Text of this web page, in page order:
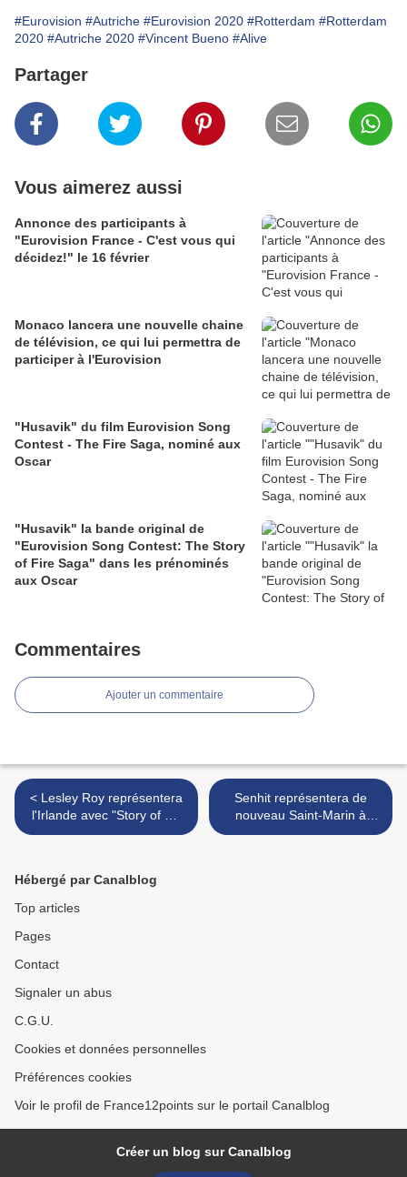
#Eurovision #Autriche #Eurovision 2020 #Rotterdam #Rotterdam
2020 #Autriche 2020 #Vincent Bueno #Alive
Partager
Vous aimerez aussi
Annonce des participants à
"Eurovision France - C'est vous qui
décidez!" le 16 février
Monaco lancera une nouvelle chaine
de télévision, ce qui lui permettra de
participer à l'Eurovision
"Husavik" du film Eurovision Song
Contest - The Fire Saga, nominé aux
Oscar
"Husavik" la bande original de
"Eurovision Song Contest: The Story
of Fire Saga" dans les prénominés
aux Oscar
Commentaires
Ajouter un commentaire
< Lesley Roy représentera
l'Irlande avec "Story of my
life", accompagnée de
Senhit représentera de
nouveau Saint-Marin à
l'Eurovision >
Hébergé par Canalblog
Top articles
Pages
Contact
Signaler un abus
C.G.U.
Cookies et données personnelles
Préférences cookies
Voir le profil de France12points sur le portail Canalblog
Créer un blog sur Canalblog